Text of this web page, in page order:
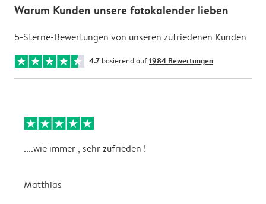
Warum Kunden unsere fotokalender lieben
5-Sterne-Bewertungen von unseren zufriedenen Kunden
4.7 basierend auf1984 Bewertungen
....wie immer , sehr zufrieden !
Matthias